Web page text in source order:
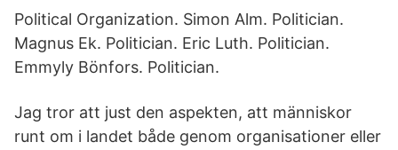
Political Organization. Simon Alm. Politician.
Magnus Ek. Politician. Eric Luth. Politician.
Emmyly Bönfors. Politician.
Jag tror att just den aspekten, att människor
runt om i landet både genom organisationer eller